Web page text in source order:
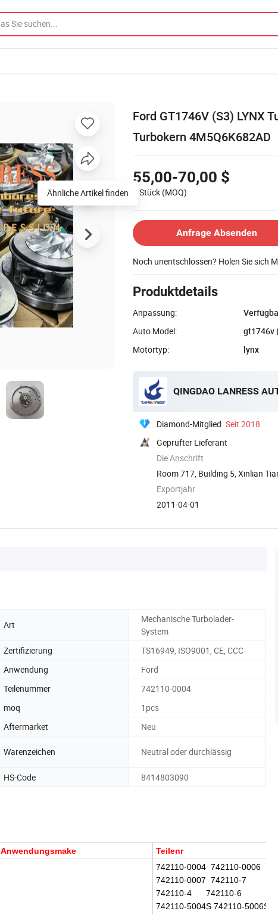
Ford GT1746V (S3) LYNX
Turbokern 4M5Q6K682AD
55,00-70,00 $
1 Stück (MOQ)
Anfrage Absenden
Noch unentschlossen? Holen Sie sich
Produktdetails
Anpassung:
Auto Model:
gt1746v
Motortyp:
lynx
QINGDAO LANRESS
Diamond-Mitglied Seit 2018
Geprüfter Lieferant
Die Anschrift
Room 717, Building 5, Xinlian
Exportjahr
2011-04-01
Ähnliche Artikel finden
Art
Mechanische Turbolader-
System
Zertifizierung
TS16949, ISO9001, CE, CCC
Anwendung
Ford
Teilenummer
742110-0004
moq
1pcs
Aftermarket Neu
Warenzeichen Neutral oder durchlässig
HS-Code
8414803090
Anwendungsmake Teilenr
742110-0004 742110-0006
742110-0007 742110-7
742110-4 742110-6
742110-5004S 742110-5006S